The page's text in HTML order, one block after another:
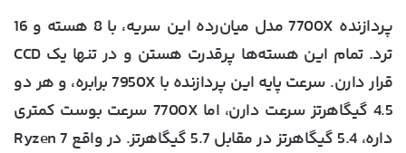
پردازنده 7700X مدل میان‌رده این سریه، با 8 هسته و 16
ترد. تمام این هسته‌ها پرقدرت هستن و در تنها یک CCD
قرار دارن. سرعت پایه این پردازنده با 7950X برابره، و هر دو
4.5 گیگاهرتز سرعت دارن، اما 7700X سرعت بوست کمتری
داره، 5.4 گیگاهرتز در مقابل 5.7 گیگاهرتز. در واقع Ryzen 7